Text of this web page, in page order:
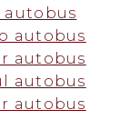
autobus
autobus
autobus
autobus
autobus